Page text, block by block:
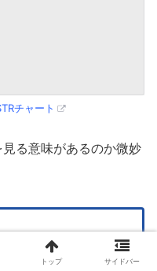
チャート
る意味があるのか微妙
トップ サイドバー